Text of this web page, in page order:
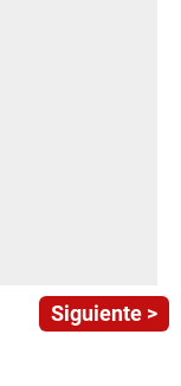
Siguiente >